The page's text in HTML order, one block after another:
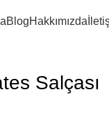
BlogHakkımızda
Salçası